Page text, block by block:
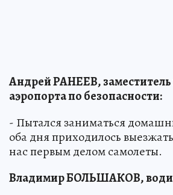
Андрей РАНЕЕВ,
аэропорта по безопасности:
- Пытался заниматься
оба дня приходилось
нас первым делом самолеты.
Владимир БОЛЬШАКОВ,